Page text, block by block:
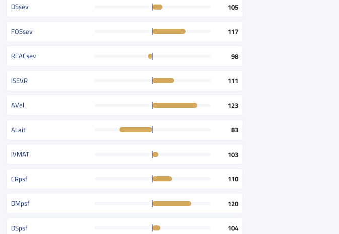
DSsev 105
FOSsev 117
REACsev 98
ISEVR 111
AVel 123
ALait 83
IVMAT 103
CRpsf 110
DMpsf 120
DSpsf 104